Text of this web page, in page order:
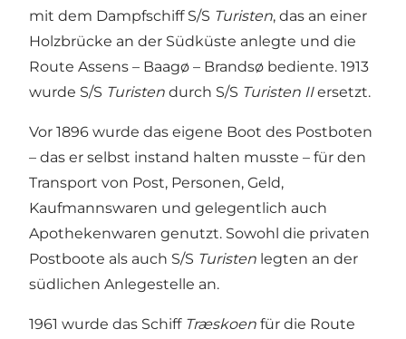
mit dem Dampfschiff S/S Turisten, das an einer
Holzbrücke an der Südküste anlegte und die
Route Assens – Baagø – Brandsø bediente. 1913
wurde S/S Turisten durch S/S Turisten IIersetzt.
Vor 1896 wurde das eigene Boot des Postboten
– das er selbst instand halten musste – für den
Transport von Post, Personen, Geld,
Kaufmannswaren und gelegentlich auch
Apothekenwaren genutzt. Sowohl die privaten
Postboote als auch S/S Turisten legten an der
südlichen Anlegestelle an.
1961 wurde das Schiff Træskoen für die Route